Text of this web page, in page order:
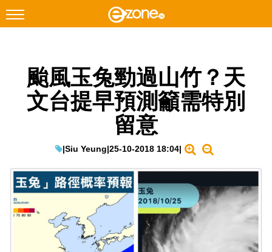
Facebook Instagram
科技焦點
教學評測
EduTech
IT Times
生成式AI與雲端應用
颱風玉兔勁過山竹？天
文台提早預測籲需特別
留意
|Siu Yeung|25-10-2018 18:04|